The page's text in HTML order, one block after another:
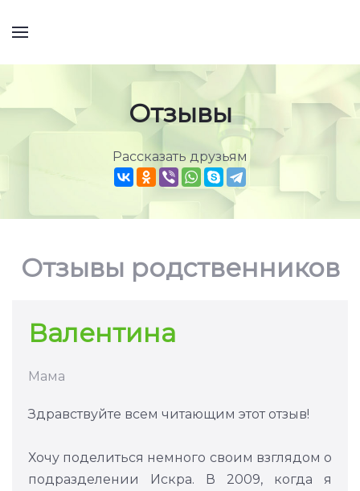
Отзывы
Рассказать друзьям
Отзывы родственников
Валентина
Мама
Здравствуйте всем читающим этот отзыв!
Хочу поделиться немного своим взглядом о
подразделении Искра. В 2009, когда я